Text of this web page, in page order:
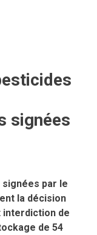
signées
par le
la décision
interdiction de
de 54